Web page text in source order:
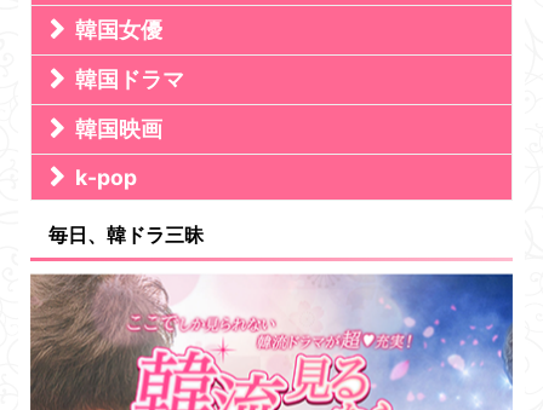
韓国女優
韓国ドラマ
韓国映画
k-pop
毎日、韓ドラ三昧